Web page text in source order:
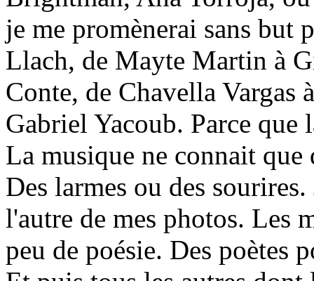
je me promènerai sans but
Llach, de Mayte Martin à
Conte, de Chavella Vargas
Gabriel Yacoub. Parce que
La musique ne connait que
Des larmes ou des
l'autre de mes photos. Les
peu de poésie. Des poètes